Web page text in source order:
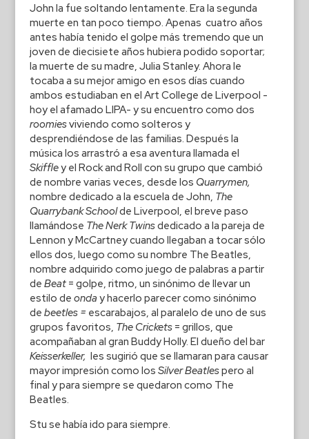
John la fue soltando lentamente. Era la segunda
muerte en tan poco tiempo. Apenas cuatro años
antes había tenido el golpe más tremendo que un
joven de diecisiete años hubiera podido soportar;
la muerte de su madre, Julia Stanley. Ahora le
tocaba a su mejor amigo en esos días cuando
ambos estudiaban en el Art College de Liverpool -
hoy el afamado LIPA- y su encuentro como dos
roomiesviviendo como solteros y
desprendiéndose de las familias. Después la
música los arrastró a esa aventura llamada el
Skiffley el Rock and Roll con su grupo que cambió
de nombre varias veces, desde los Quarrymen,
nombre dedicado a la escuela de John, The
Quarrybank Schoolde Liverpool, el breve paso
llamándose The Nerk Twinsdedicado a la pareja de
Lennon y McCartney cuando llegaban a tocar sólo
ellos dos, luego como su nombre The Beatles,
nombre adquirido como juego de palabras a partir
de Beat = golpe, ritmo, un sinónimo de llevar un
estilo de onday hacerlo parecer como sinónimo
de beetles = escarabajos, al paralelo de uno de sus
grupos favoritos, The Crickets = grillos, que
acompañaban al gran Buddy Holly. El dueño del bar
Keisserkeller, les sugirió que se llamaran para causar
mayor impresión como los Silver Beatlespero al
final y para siempre se quedaron como The
Beatles.
Stu se había ido para siempre.